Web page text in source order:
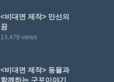
<비대면 제작> 만선의
꿈
13,479 views
<비대면 제작> 동물과
함께하는 구포이야기